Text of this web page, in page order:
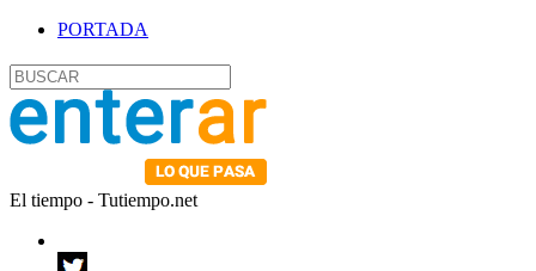
PORTADA
El tiempo - Tutiempo.net